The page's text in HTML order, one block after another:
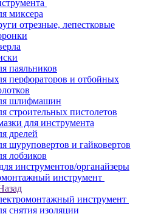
миксера
отрезные, лепестковые
паяльников
перфораторов и отбойных
шлифмашин
строительных пистолетов
для инструмента
дрелей
шуруповертов и гайковертов
лобзиков
инструментов/органайзеры
инструмент
инструмент
снятия изоляции